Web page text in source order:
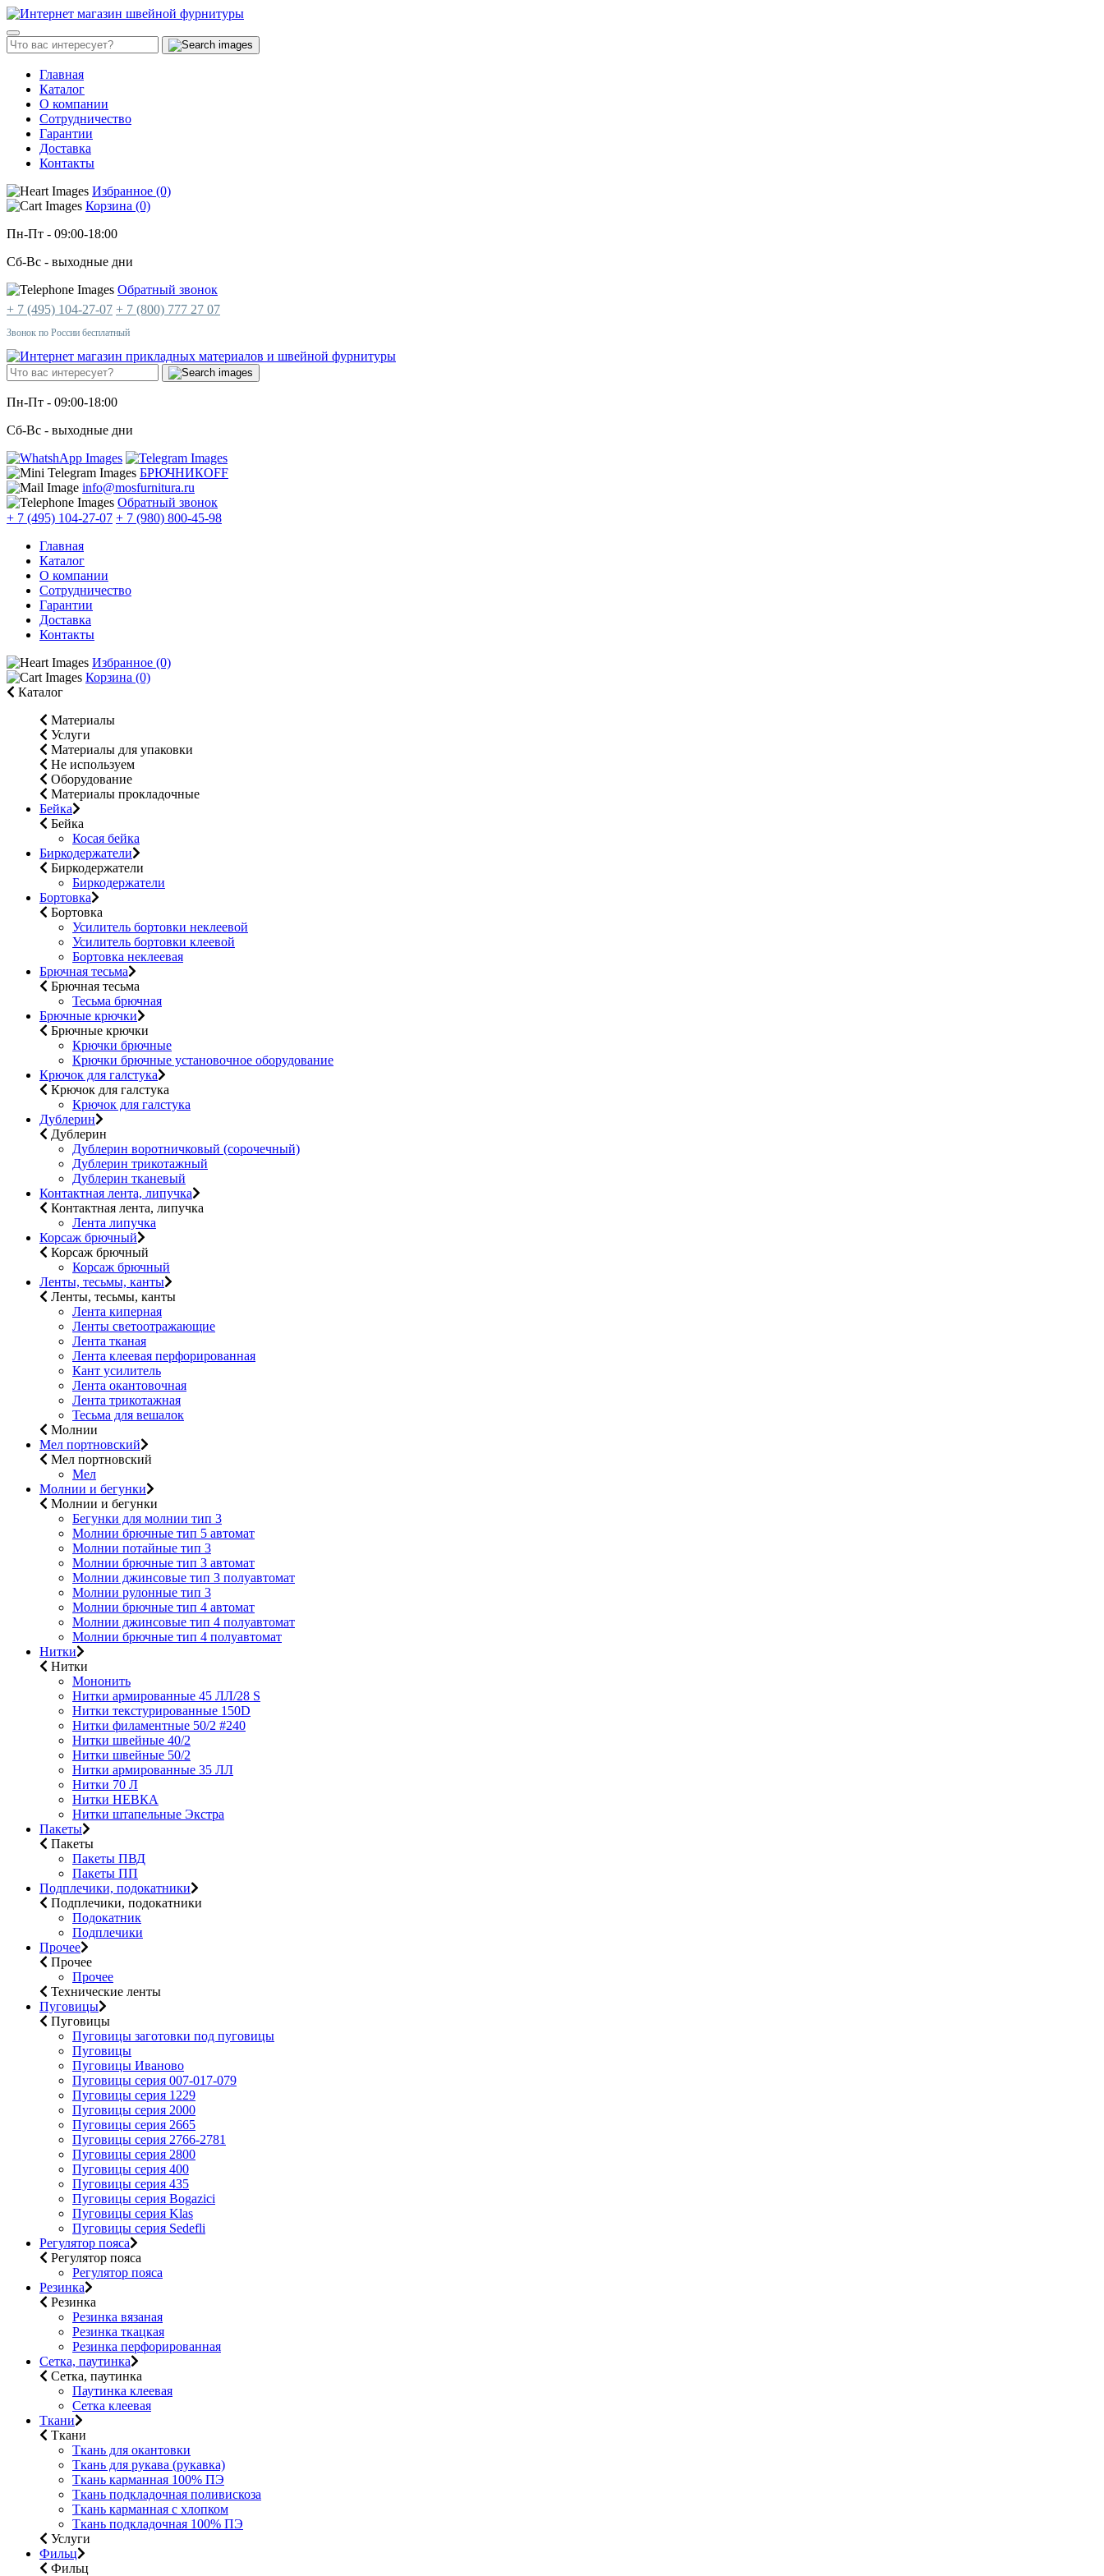
Главная
Каталог
О компании
Сотрудничество
Гарантии
Доставка
Контакты
Избранное (0)
Корзина (0)
Пн-Пт - 09:00-18:00
Сб-Вс - выходные дни
Обратный звонок
+ 7 (495) 104-27-07 + 7 (800) 777 27 07
Звонок по России бесплатный
Пн-Пт - 09:00-18:00
Сб-Вс - выходные дни
БРЮЧНИКОFF
info@mosfurnitura.ru
Обратный звонок
+ 7 (495) 104-27-07 + 7 (980) 800-45-98
Главная
Каталог
О компании
Сотрудничество
Гарантии
Доставка
Контакты
Избранное (0)
Корзина (0)
Каталог
Материалы
Услуги
Материалы для упаковки
Не используем
Оборудование
Материалы прокладочные
Бейка
Бейка
Косая бейка
Биркодержатели
Биркодержатели
Биркодержатели
Бортовка
Бортовка
Усилитель бортовки неклеевой
Усилитель бортовки клеевой
Бортовка неклеевая
Брючная тесьма
Брючная тесьма
Тесьма брючная
Брючные крючки
Брючные крючки
Крючки брючные
Крючки брючные установочное оборудование
Крючок для галстука
Крючок для галстука
Крючок для галстука
Дублерин
Дублерин
Дублерин воротничковый (сорочечный)
Дублерин трикотажный
Дублерин тканевый
Контактная лента, липучка
Контактная лента, липучка
Лента липучка
Корсаж брючный
Корсаж брючный
Корсаж брючный
Ленты, тесьмы, канты
Ленты, тесьмы, канты
Лента киперная
Ленты светоотражающие
Лента тканая
Лента клеевая перфорированная
Кант усилитель
Лента окантовочная
Лента трикотажная
Тесьма для вешалок
Молнии
Мел портновский
Мел портновский
Мел
Молнии и бегунки
Молнии и бегунки
Бегунки для молнии тип 3
Молнии брючные тип 5 автомат
Молнии потайные тип 3
Молнии брючные тип 3 автомат
Молнии джинсовые тип 3 полуавтомат
Молнии рулонные тип 3
Молнии брючные тип 4 автомат
Молнии джинсовые тип 4 полуавтомат
Молнии брючные тип 4 полуавтомат
Нитки
Нитки
Мононить
Нитки армированные 45 ЛЛ/28 S
Нитки текстурированные 150D
Нитки филаментные 50/2 #240
Нитки швейные 40/2
Нитки швейные 50/2
Нитки армированные 35 ЛЛ
Нитки 70 Л
Нитки НЕВКА
Нитки штапельные Экстра
Пакеты
Пакеты
Пакеты ПВД
Пакеты ПП
Подплечики, подокатники
Подплечики, подокатники
Подокатник
Подплечики
Прочее
Прочее
Прочее
Технические ленты
Пуговицы
Пуговицы
Пуговицы заготовки под пуговицы
Пуговицы
Пуговицы Иваново
Пуговицы серия 007-017-079
Пуговицы серия 1229
Пуговицы серия 2000
Пуговицы серия 2665
Пуговицы серия 2766-2781
Пуговицы серия 2800
Пуговицы серия 400
Пуговицы серия 435
Пуговицы серия Bogazici
Пуговицы серия Klas
Пуговицы серия Sedefli
Регулятор пояса
Регулятор пояса
Регулятор пояса
Резинка
Резинка
Резинка вязаная
Резинка ткацкая
Резинка перфорированная
Сетка, паутинка
Сетка, паутинка
Паутинка клеевая
Сетка клеевая
Ткани
Ткани
Ткань для окантовки
Ткань для рукава (рукавка)
Ткань карманная 100% ПЭ
Ткань подкладочная поливискоза
Ткань карманная с хлопком
Ткань подкладочная 100% ПЭ
Услуги
Фильц
Фильц